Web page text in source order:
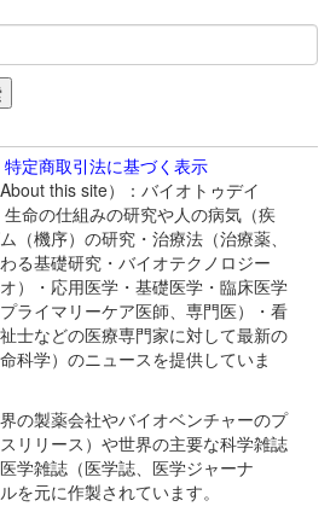
特定商取引法に基づく表示
this site）：バイオトゥデイ
生命の仕組みの研究や人の病気（疾
（機序）の研究・治療法（治療薬、
る基礎研究・バイオテクノロジー
）・応用医学・基礎医学・臨床医学
ライマリーケア医師、専門医）・看
士などの医療専門家に対して最新の
科学）のニュースを提供していま
の製薬会社やバイオベンチャーのプ
リリース）や世界の主要な科学雑誌
学雑誌（医学誌、医学ジャーナ
を元に作製されています。